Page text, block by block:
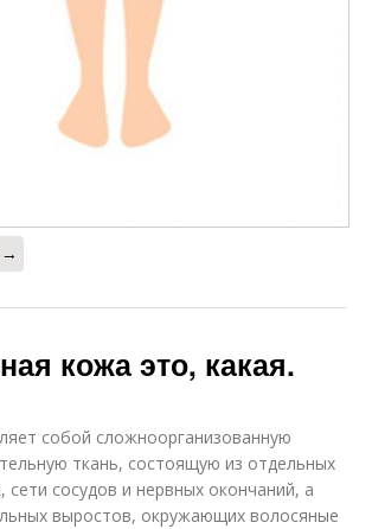
→
кожа это, какая.
собой сложноорганизованную
ткань, состоящую из отдельных
сети сосудов и нервных окончаний, а
выростов, окружающих волосяные